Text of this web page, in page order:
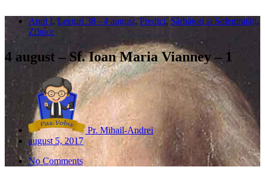
Anul I, Lecturi 38 - 4 august, Predici, Sărbători și Solemnități,
Zilnice
4 august – Sf. Ioan Maria Vianney – 1
Pr. Mihail-Andrei
august 5, 2017
No Comments